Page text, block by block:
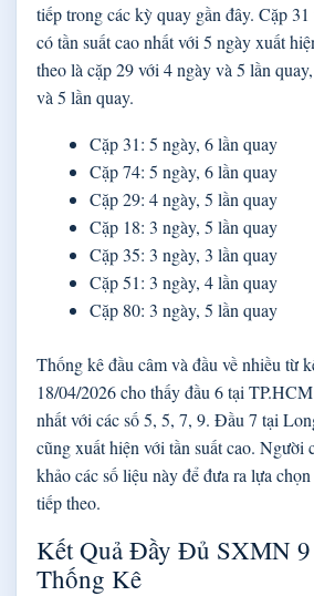
tiếp trong các kỳ quay gần đây. Cặp
có tần suất cao nhất với 5 ngày xuất
theo là cặp 29 với 4 ngày và 5 lần
và 5 lần quay.
Cặp 31: 5 ngày, 6 lần quay
Cặp 74: 5 ngày, 6 lần quay
Cặp 29: 4 ngày, 5 lần quay
Cặp 18: 3 ngày, 5 lần quay
Cặp 35: 3 ngày, 3 lần quay
Cặp 51: 3 ngày, 4 lần quay
Cặp 80: 3 ngày, 5 lần quay
Thống kê đầu câm và đầu về nhiều từ
18/04/2026 cho thấy đầu 6 tại
nhất với các số 5, 5, 7, 9. Đầu 7 tại
cũng xuất hiện với tần suất cao. Người
khảo các số liệu này để đưa ra lựa
tiếp theo.
Kết Quả Đầy Đủ SXMN
Thống Kê